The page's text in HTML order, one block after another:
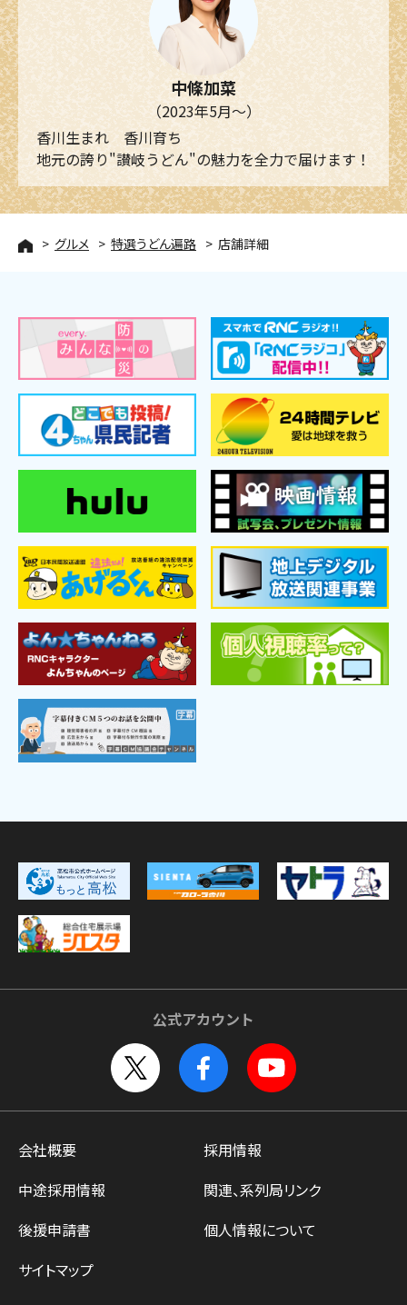
中條加菜
（2023年5月～）
香川生まれ 香川育ち
地元の誇り"讃岐うどん"の魅力を全力で届けます！
グルメ 特選うどん遍路 店舗詳細
公式アカウント
会社概要
採用情報
中途採用情報
関連、系列局リンク
後援申請書
個人情報について
サイトマップ